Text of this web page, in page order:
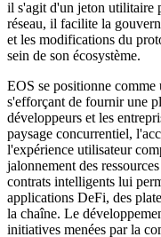
il s'agit d'un jeton utilitaire
réseau, il facilite la
et les modifications du
sein de son écosystème.
EOS se positionne
s'efforçant de fournir une
développeurs et les
paysage concurrentiel,
l'expérience utilisateur
jalonnement des
contrats intelligents lui
applications DeFi, des
la chaîne. Le
initiatives menées par la